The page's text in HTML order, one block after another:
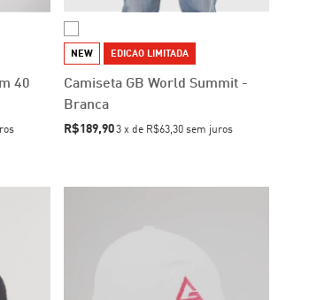
40
NEW EDICAO LIMITADA
Camiseta GB World Summit -
Branca
R$189,90 3 xde R$63,30 sem juros